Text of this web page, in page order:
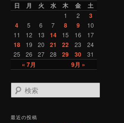
r
日 月 火 水 木 金 土
« 7月 9月 »
1 2
3
4
5 6 7 8 9
10
11
12 13 14 15 16 17
18 19 20 21 22 23
24
25
26 27 28 29 30 31
検
索
最近の投稿